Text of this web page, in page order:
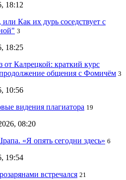
18:12
Как их дурь соседствует с
3
18:25
от Калрецкой: краткий курс
общения с Фомичём 3
10:56
видения плагиатора 19
08:20
«Я опять сегодни здесь» 6
19:54
встречался 21